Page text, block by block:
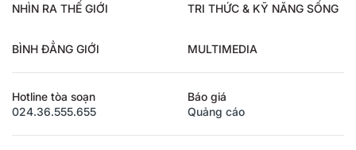
NHÌN RA THẾ GIỚI TRI THỨC & KỸ NĂNG SỐNG
BÌNH ĐẲNG GIỚI MULTIMEDIA
Hotline tòa soạn
024.36.555.655
Báo giá
Quảng cáo